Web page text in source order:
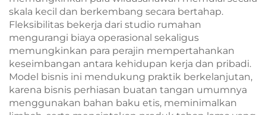
skala kecil dan berkembang secara bertahap.
Fleksibilitas bekerja dari studio rumahan
mengurangi biaya operasional sekaligus
memungkinkan para perajin mempertahankan
keseimbangan antara kehidupan kerja dan pribadi.
Model bisnis ini mendukung praktik berkelanjutan,
karena bisnis perhiasan buatan tangan umumnya
menggunakan bahan baku etis, meminimalkan